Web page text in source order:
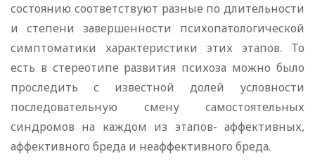
состоянию соответствуют разные по длительности
и степени завершенности психопатологической
симптоматики характеристики этих этапов. То
есть в стереотипе развития психоза можно было
проследить с известной долей условности
последовательную смену самостоятельных
синдромов на каждом из этапов- аффективных,
аффективного бреда и неаффективного бреда.